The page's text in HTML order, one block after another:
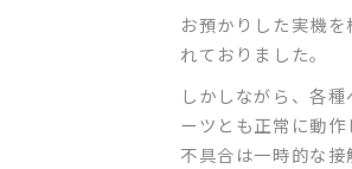
お預かりした実機
れておりました。
しかしながら、各
ーツとも正常に動作
不具合は一時的な